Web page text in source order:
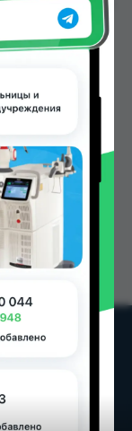
можно
в Душанбе и